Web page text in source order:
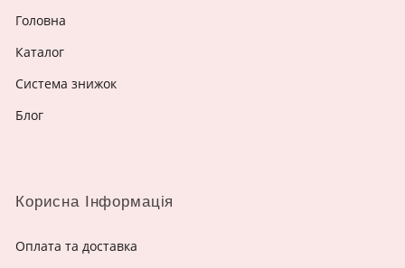
Головна
Каталог
Система знижок
Блог
Корисна Інформація
Оплата та доставка